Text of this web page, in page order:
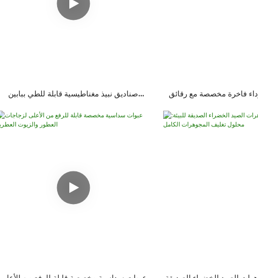
صناديق نبيذ مغناطيسية قابلة للطي ببابين
فاخرة مخصصة مع رقائق
واقية